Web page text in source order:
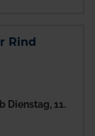
Rind
Dienstag, 11.